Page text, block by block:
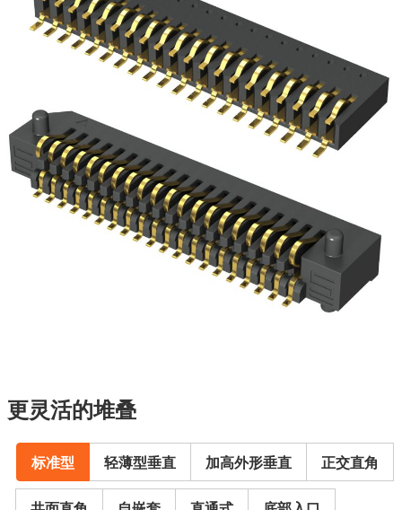
更灵活的堆叠
标准型 轻薄型垂直 加高外形垂直 正交直角